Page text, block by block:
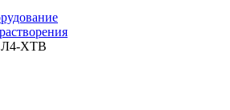
Л4-ХТВ